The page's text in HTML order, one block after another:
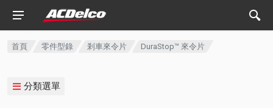
首頁 零件型錄 剎車來令片 DuraStop™ 來令片
分類選單